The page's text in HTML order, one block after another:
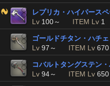
レプリカ・ハイパース
Lv 100～ ITEM Lv 1
ゴールドチタン・ハチェ
Lv 97～ ITEM Lv 670
コバルトタングステン
Lv 94～ ITEM Lv 650